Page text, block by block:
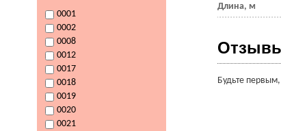
0001
0002
0008
0012
0017
0018
0019
0020
0021
Длина, м
Будьте